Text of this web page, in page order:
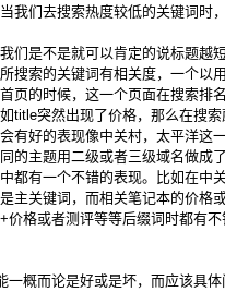
我们去搜索热度较低的关键词时
们是不是就可以肯定的说标题越
搜索的关键词有相关度，一个以
页的时候，这一个页面在搜索排
title突然出现了价格，那么在搜
有好的表现像中关村，太平洋这
的主题用二级或者三级域名做成
都有一个不错的表现。比如在中
主关键词，而相关笔记本的价格
价格或者测评等等后缀词时都有
一概而论是好或是坏，而应该具